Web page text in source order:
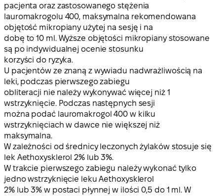
pacjenta oraz zastosowanego stężenia
lauromakrogolu 400, maksymalna rekomendowana
objętość mikropiany użytej na sesję i na
dobę to 10 ml. Wyższe objętości mikropiany stosowane
są po indywidualnej ocenie stosunku
korzyści do ryzyka.
U pacjentów ze znaną z wywiadu nadwrażliwością na
leki, podczas pierwszego zabiegu
obliteracji nie należy wykonywać więcej niż 1
wstrzyknięcie. Podczas następnych sesji
można podać lauromakrogol 400 w kilku
wstrzyknięciach w dawce nie większej niż
maksymalna.
W zależności od średnicy leczonych żylaków stosuje się
lek Aethoxysklerol 2% lub 3%.
W trakcie pierwszego zabiegu należy wykonać tylko
jedno wstrzyknięcie leku Aethoxysklerol
2% lub 3% w postaci płynnej w ilości 0,5 do 1 ml. W